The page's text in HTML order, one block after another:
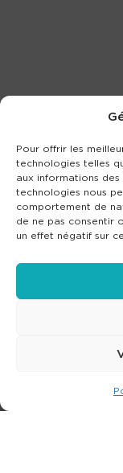
Pour offrir les
technologies telles
aux informations
technologies nous
comportement de
de ne pas consentir
un effet négatif sur